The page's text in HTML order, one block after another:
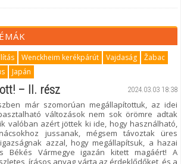
Wenckheim kerékpárút Vajdaság
Žabac
Japán
2024.03.03 18:38
– II. rész
már szomorúan megállapítottuk, az idei
változások nem sok örömre adtak
valóban azért jöttek ki ide, hogy használható,
jussanak, mégsem távoztak üres
azzal, hogy megállapítsuk, a hazai
Békés Vármegye igazán kitett magáért! A
írásos anyag várta az érdeklődőket, és a